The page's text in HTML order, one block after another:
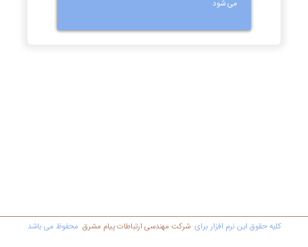
می شود
کليه حقوق اين نرم افزار برای شرکت مهندسي ارتباطات پیام مشرق محفوظ مي باشد